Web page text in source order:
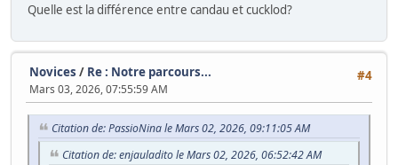
Quelle est la différence entre candau et cucklod?
#4
Novices / Re : Notre parcours...
Mars 03, 2026, 07:55:59 AM
Citation de: PassioNina le Mars 02, 2026, 09:11:05 AM
Citation de: enjauladito le Mars 02, 2026, 06:52:42 AM